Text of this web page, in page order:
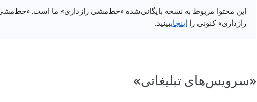
این محتوا مربوط به نسخه بایگانی‌شده «خط‌مشی رازداری» ما است.
رازداری» کنونی را اینجاببینید.
«سرویس‌های تبلیغاتی»